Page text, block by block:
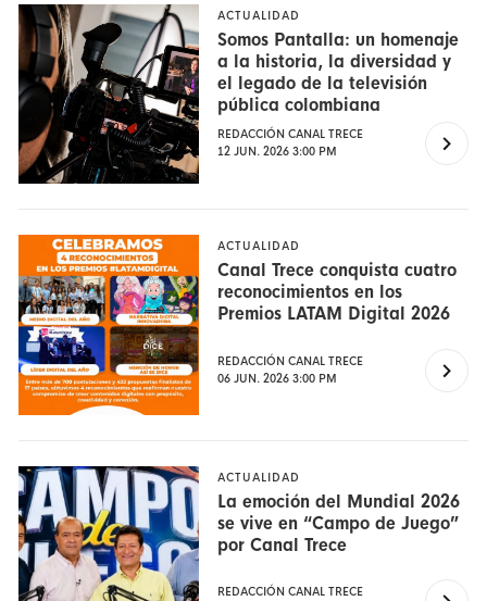
ACTUALIDAD
Somos Pantalla: un homenaje
a la historia, la diversidad y
el legado de la televisión
pública colombiana
REDACCIÓN CANAL TRECE
12 JUN. 2026 3:00 PM
ACTUALIDAD
Canal Trece conquista cuatro
reconocimientos en los
Premios LATAM Digital 2026
REDACCIÓN CANAL TRECE
06 JUN. 2026 3:00 PM
ACTUALIDAD
La emoción del Mundial 2026
se vive en “Campo de Juego”
por Canal Trece
REDACCIÓN CANAL TRECE